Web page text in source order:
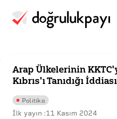
Arap Ülkelerinin
Kıbrıs'ı Tanıdığı
Politika
İlk yayın :11 Kasım 2024